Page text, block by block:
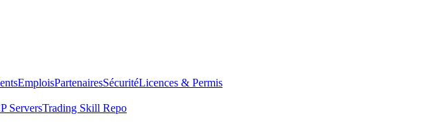
EmploisPartenairesSécuritéLicences & Permis
ServersTrading Skill Repo